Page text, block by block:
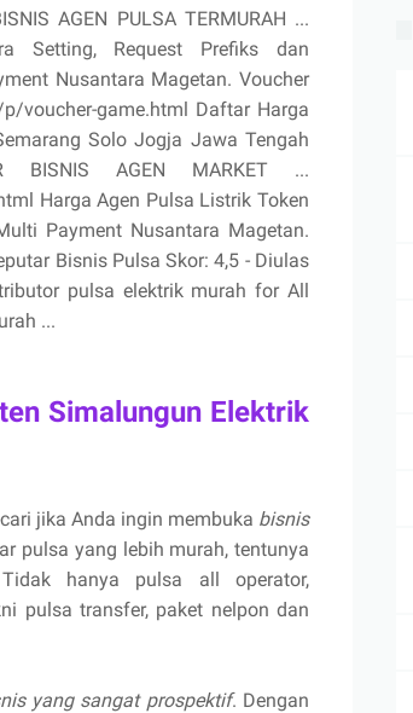
AGEN PULSA TERMURAH ...
Setting, Request Prefiks dan
Nusantara Magetan. Voucher
voucher-game.html Daftar Harga
Solo Jogja Jawa Tengah
BISNIS AGEN MARKET ...
Harga Agen Pulsa Listrik Token
Payment Nusantara Magetan.
Bisnis Pulsa Skor: 4,5 - ‎Diulas
pulsa elektrik murah for All
...
Simalungun Elektrik
jika Anda ingin membuka bisnis
pulsa yang lebih murah, tentunya
hanya pulsa all operator,
pulsa transfer, paket nelpon dan
yang sangat prospektif. Dengan